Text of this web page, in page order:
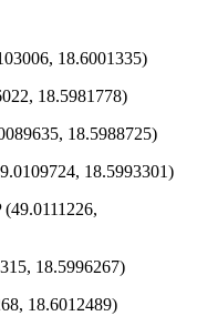
18.6001335)
18.5981778)
18.5988725)
18.5993301)
18.5996267)
18.6012489)